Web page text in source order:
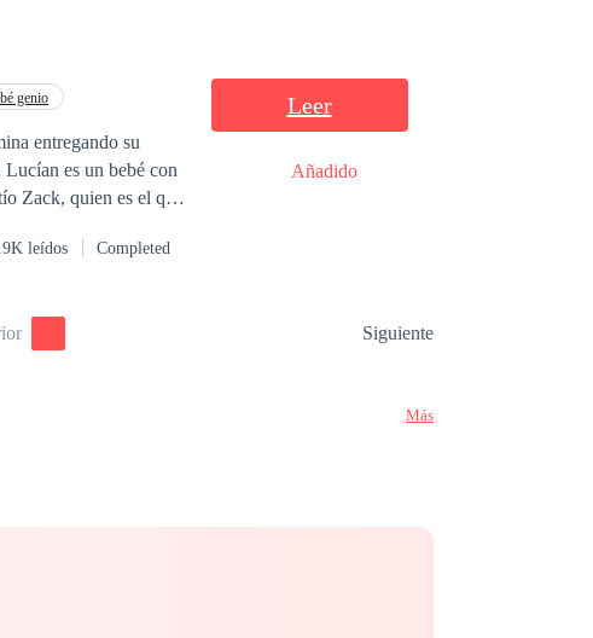
genio
entregando su
es un bebé con
Zack, quien es el que
El amor de un esposo
leídos Completed
Leer
Añadido
Siguiente
Más